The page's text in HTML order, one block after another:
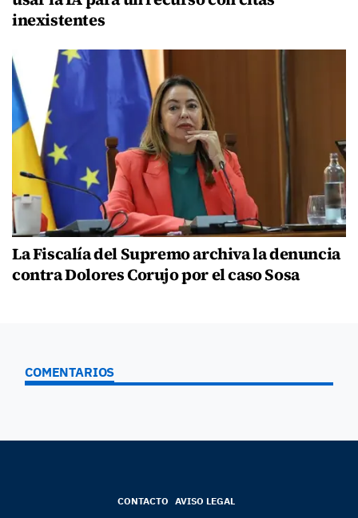
inexistentes
La Fiscalía del Supremo archiva la denuncia
contra Dolores Corujo por el caso Sosa
COMENTARIOS
CONTACTO AVISO LEGAL